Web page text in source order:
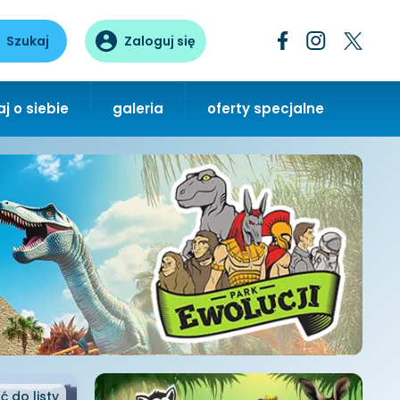
Szukaj Zaloguj się
o siebie galeria oferty specjalne
do listy